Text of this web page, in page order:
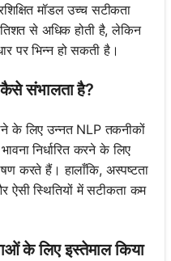
मॉडल उच्च सटीकता
से अधिक होती है, लेकिन
पर भिन्न हो सकती है।
कैसे संभालता है?
के लिए उन्नत NLP तकनीकों
निर्धारित करने के लिए
करते हैं। हालाँकि, अस्पष्टता
ऐसी स्थितियों में सटीकता कम
के लिए इस्तेमाल किया